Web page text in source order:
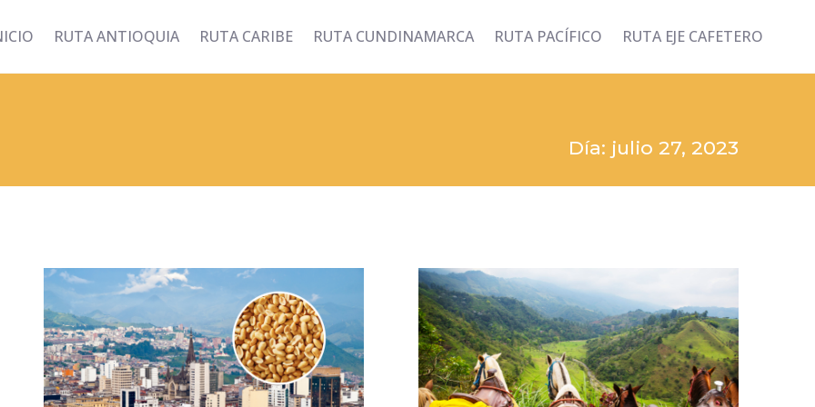
RUTA ANTIOQUIA RUTA CARIBE RUTA CUNDINAMARCA RUTA PACÍFICO RUTA EJE CAFETERO
Día: julio 27, 2023